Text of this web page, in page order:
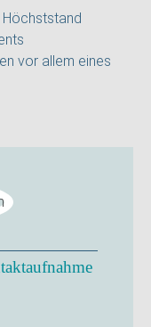
vor allem eines